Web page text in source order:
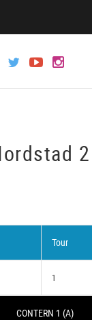
2
Tour
1
CONTERN 1 (A)